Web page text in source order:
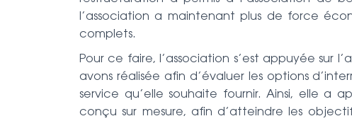
l’association a maintenant plus de force
complets.
Pour ce faire, l’association s’est appuyée sur
avons réalisée afin d’évaluer les options
service qu’elle souhaite fournir. Ainsi, elle a
conçu sur mesure, afin d’atteindre les